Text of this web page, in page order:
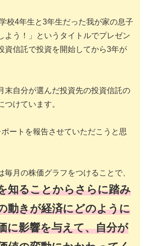
校4年生と3年生だった我が家の息子
よう！」というタイトルでプレゼン
資信託で投資を開始してから3年が
末自分が選んだ投資先の投資信託の
つけています。
ートを報告させていただこうと思
毎月の株価グラフをつけることで、
知ることからさらに踏み
動きが経済にどのように
に影響を与えて、自分が